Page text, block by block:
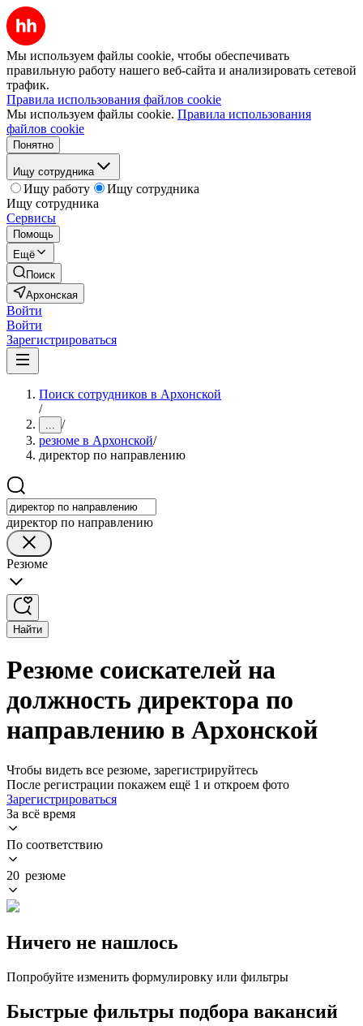
Мы используем файлы cookie, чтобы обеспечивать
правильную работу нашего веб-сайта и анализировать сетевой
трафик.
Правила использования файлов cookie
Мы используем файлы cookie. Правила использования
файлов cookie
Понятно
Ищу сотрудника
Ищу работу
Ищу сотрудника
Ищу сотрудника
Сервисы
Помощь
Ещё
Поиск
Архонская
Войти
Войти
Зарегистрироваться
Поиск сотрудников в Архонской
/
... /
резюме в Архонской/
директор по направлению
директор по направлению
Резюме
Найти
Резюме соискателей на
должность директора по
направлению в Архонской
Чтобы видеть все резюме, зарегистрируйтесь
После регистрации покажем ещё 1 и откроем фото
Зарегистрироваться
За всё время
По соответствию
20 резюме
Ничего не нашлось
Попробуйте изменить формулировку или фильтры
Быстрые фильтры подбора вакансий